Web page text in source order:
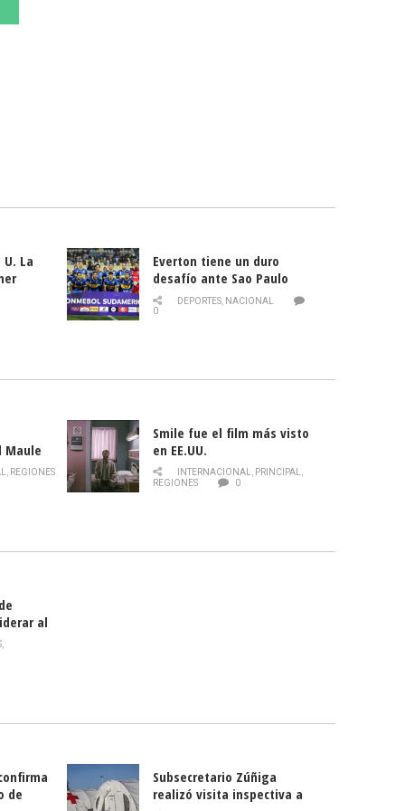
La
Everton tiene un duro
desafío ante Sao Paulo
DEPORTES, NACIONAL
0
Maule
de la
, REGIONES
Smile fue el film más visto
en EE.UU.
INTERNACIONAL, PRINCIPAL,
REGIONES
0
al
,
de
Subsecretario Zúñiga
realizó visita inspectiva a